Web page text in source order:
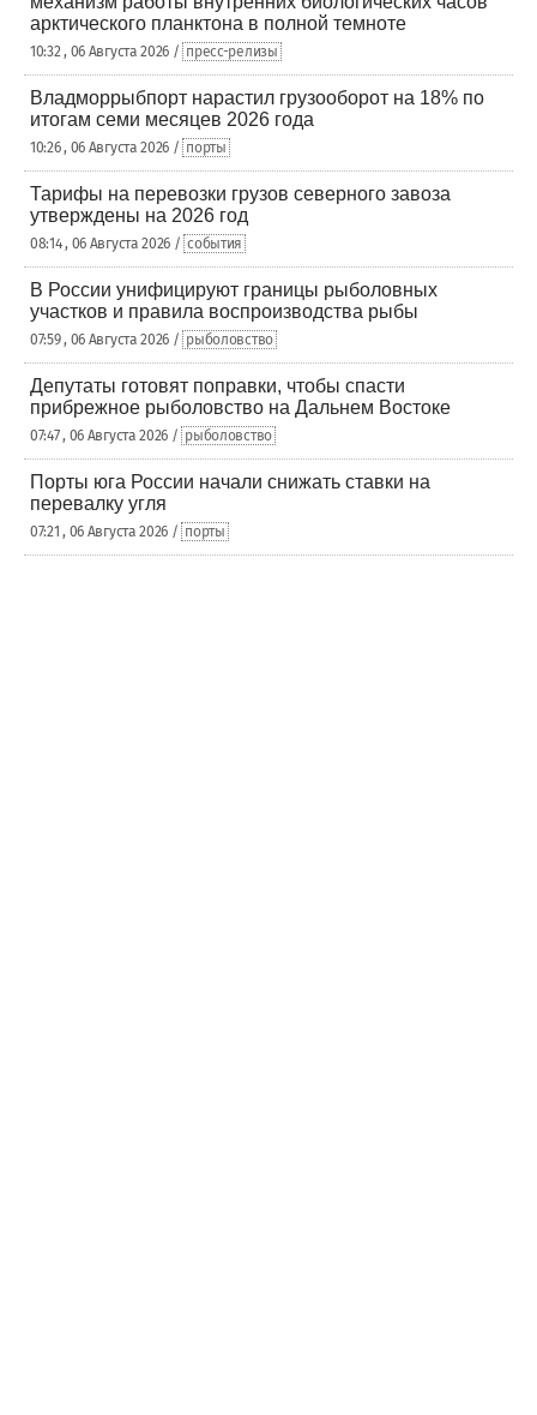
арктического планктона в полной темноте
10:32 , 06 Августа 2026 / пресс-релизы
Владморрыбпорт нарастил грузооборот на 18% по
итогам семи месяцев 2026 года
10:26 , 06 Августа 2026 / порты
Тарифы на перевозки грузов северного завоза
утверждены на 2026 год
08:14 , 06 Августа 2026 / события
В России унифицируют границы рыболовных
участков и правила воспроизводства рыбы
07:59 , 06 Августа 2026 / рыболовство
Депутаты готовят поправки, чтобы спасти
прибрежное рыболовство на Дальнем Востоке
07:47 , 06 Августа 2026 / рыболовство
Порты юга России начали снижать ставки на
перевалку угля
07:21 , 06 Августа 2026 / порты